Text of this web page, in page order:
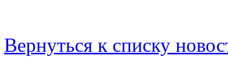
Вернуться к списку